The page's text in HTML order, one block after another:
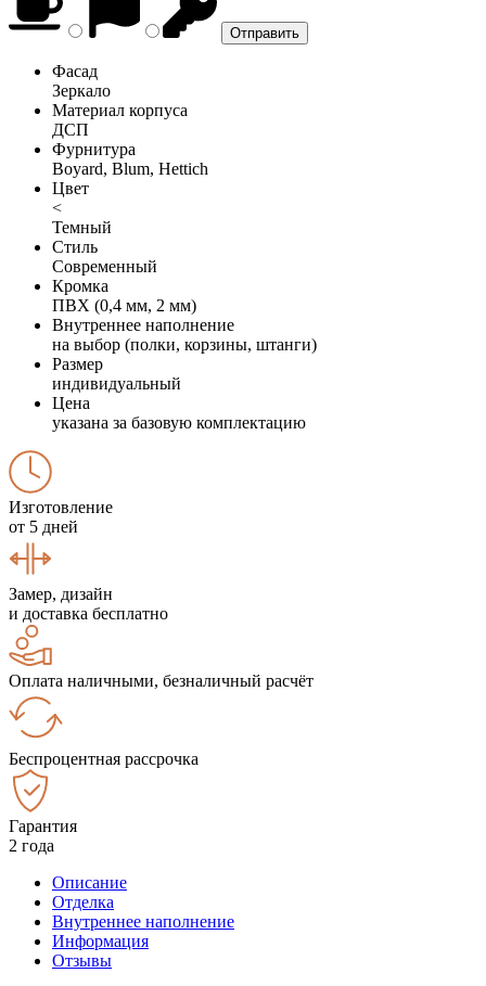
Фасад
Зеркало
Материал корпуса
ДСП
Фурнитура
Boyard, Blum, Hettich
Цвет
<
Темный
Стиль
Современный
Кромка
ПВХ (0,4 мм, 2 мм)
Внутреннее наполнение
на выбор (полки, корзины, штанги)
Размер
индивидуальный
Цена
указана за базовую комплектацию
Изготовление
от 5 дней
Замер, дизайн
и доставка бесплатно
Оплата наличными, безналичный расчёт
Беспроцентная рассрочка
Гарантия
2 года
Описание
Отделка
Внутреннее наполнение
Информация
Отзывы